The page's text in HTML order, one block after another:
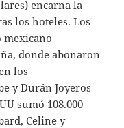
encarna la
los hoteles. Los
mexicano
donde abonaron
los
y Durán Joyeros
sumó 108.000
Celine y